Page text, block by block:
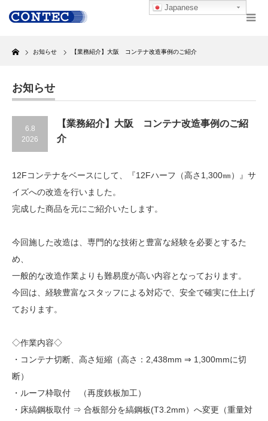
Home
お知らせ 【業務紹介】大阪 コンテナ改造事例のご紹介
お知らせ
6.8
2026
【業務紹介】大阪 コンテナ改造事例のご紹
介
12Fコンテナをベースにして、『12Fハーフ（高さ1,300㎜）』サ
イズへの改造を行いました。
完成した商品を元にご紹介いたします。
今回施した改造は、専門的な技術と豊富な経験を必要とするた
め、
一般的な改造作業よりも難易度が高い内容となっております。
今回は、経験豊富なスタッフによる対応で、安全で確実に仕上げ
ております。
◇作業内容◇
・コンテナ切断、高さ短縮（高さ：2,438mm ⇒ 1,300mmに切
断）
・ルーフ枠取付 （再度鉄板加工）
・床縞鋼板取付 ⇒ 合板部分を縞鋼板(T3.2mm）へ変更（重量対
Japanese